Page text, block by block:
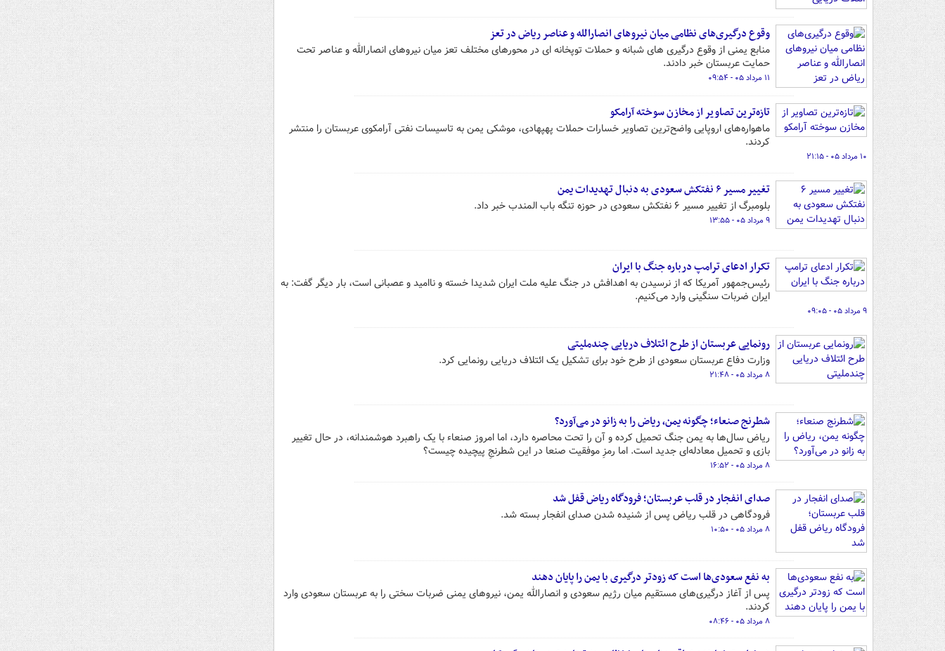
وقوع درگیری‌های نظامی میان نیروهای انصارالله و عناصر ریاض در تعز
منابع یمنی از وقوع درگیری های شبانه و حملات توپخانه ای در محورهای مختلف تعز میان نیروهای انصارالله و عناصر تحت
حمایت عربستان خبر دادند.
۱۱ مرداد ۰۵ - ۰۹:۵۴
تازه‌ترین تصاویر از مخازن سوخته آرامکو
ماهواره‌های اروپایی واضح‌ترین تصاویر خسارات حملات پهپهادی، موشکی یمن به تاسیسات نفتی آرامکوی عربستان را منتشر
کردند.
۱۰ مرداد ۰۵ - ۲۱:۱۵
تغییر مسیر ۶ نفتکش سعودی به دنبال تهدیدات یمن
بلومبرگ از تغییر مسیر ۶ نفتکش سعودی در حوزه تنگه باب المندب خبر داد.
۹ مرداد ۰۵ - ۱۳:۵۵
تکرار ادعای ترامپ درباره جنگ با ایران
رئیس‌جمهور آمریکا که از نرسیدن به اهدافش در جنگ علیه ملت ایران شدیدا خسته و ناامید و عصبانی است، بار دیگر گفت: به
ایران ضربات سنگینی وارد می‌کنیم.
۹ مرداد ۰۵ - ۰۹:۰۵
رونمایی عربستان از طرح ائتلاف دریایی چندملیتی
وزارت دفاع عربستان سعودی از طرح خود برای تشکیل یک ائتلاف دریایی رونمایی کرد.
۸ مرداد ۰۵ - ۲۱:۴۸
شطرنج صنعاء؛ چگونه یمن، ریاض را به زانو در می‌آورد؟
ریاض سال‌ها به یمن جنگ تحمیل کرده و آن را تحت محاصره دارد، اما امروز صنعاء با یک راهبرد هوشمندانه، در حال تغییر
بازی و تحمیل معادله‌ای جدید است. اما رمزِ موفقیت صنعا در این شطرنجِ پیچیده چیست؟
۸ مرداد ۰۵ - ۱۶:۵۲
صدای انفجار در قلب عربستان؛ فرودگاه ریاض قفل شد
فرودگاهی در قلب ریاض پس از شنیده شدن صدای انفجار بسته شد.
۸ مرداد ۰۵ - ۱۰:۵۰
به نفع سعودی‌ها است که زودتر درگیری با یمن را پایان دهند
پس از آغاز درگیری‌های مستقیم میان رژیم سعودی و انصارالله یمن، نیروهای یمنی ضربات سختی را به عربستان سعودی وارد
کردند.
۸ مرداد ۰۵ - ۰۸:۴۶